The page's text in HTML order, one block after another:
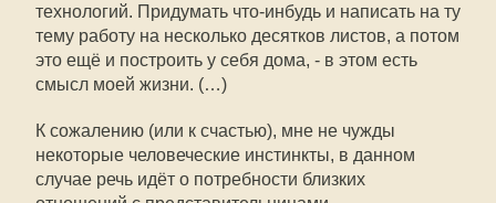
технологий. Придумать что-инбудь и написать на ту
тему работу на несколько десятков листов, а потом
это ещё и построить у себя дома, - в этом есть
смысл моей жизни. (…)
К сожалению (или к счастью), мне не чужды
некоторые человеческие инстинкты, в данном
случае речь идёт о потребности близких